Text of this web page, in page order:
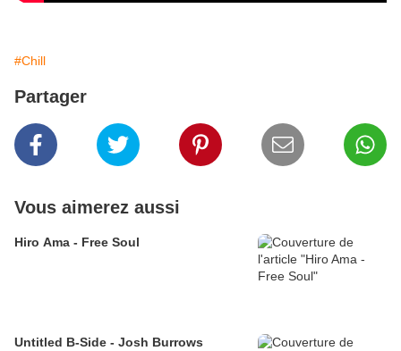
#Chill
Partager
Vous aimerez aussi
Hiro Ama - Free Soul
Untitled B-Side - Josh Burrows